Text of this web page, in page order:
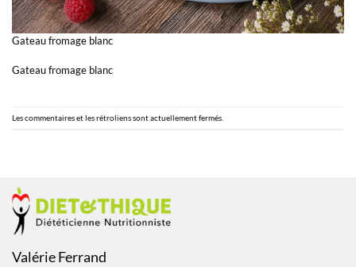
Gateau fromage blanc
Gateau fromage blanc
Les commentaires et les rétroliens sont actuellement fermés.
Valérie Ferrand